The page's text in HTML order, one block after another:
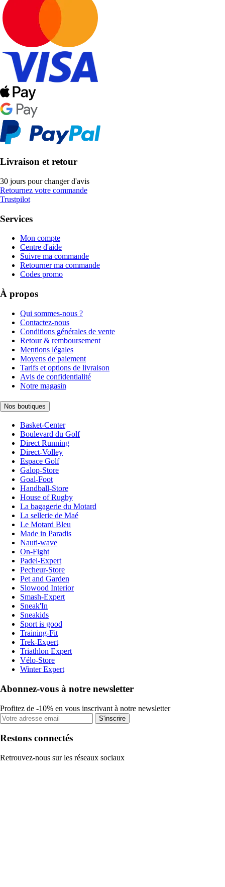
Livraison et retour
30 jours pour changer d'avis
Retournez votre commande
Trustpilot
Services
Mon compte
Centre d'aide
Suivre ma commande
Retourner ma commande
Codes promo
À propos
Qui sommes-nous ?
Contactez-nous
Conditions générales de vente
Retour & remboursement
Mentions légales
Moyens de paiement
Tarifs et options de livraison
Avis de confidentialité
Notre magasin
Nos boutiques
Basket-Center
Boulevard du Golf
Direct Running
Direct-Volley
Espace Golf
Galop-Store
Goal-Foot
Handball-Store
House of Rugby
La bagagerie du Motard
La sellerie de Maé
Le Motard Bleu
Made in Paradis
Nauti-wave
On-Fight
Padel-Expert
Pecheur-Store
Pet and Garden
Slowood Interior
Smash-Expert
Sneak'In
Sneakids
Sport is good
Training-Fit
Trek-Expert
Triathlon Expert
Vélo-Store
Winter Expert
Abonnez-vous à notre newsletter
Profitez de -10% en vous inscrivant à notre newsletter
S'inscrire
Restons connectés
Retrouvez-nous sur les réseaux sociaux